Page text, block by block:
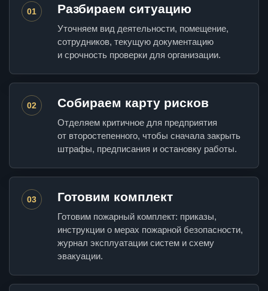
01 Разбираем ситуацию
Уточняем вид деятельности, помещение,
сотрудников, текущую документацию
и срочность проверки для организации.
02 Собираем карту рисков
Отделяем критичное для предприятия
от второстепенного, чтобы сначала закрыть
штрафы, предписания и остановку работы.
03 Готовим комплект
Готовим пожарный комплект: приказы,
инструкции о мерах пожарной безопасности,
журнал эксплуатации систем и схему
эвакуации.